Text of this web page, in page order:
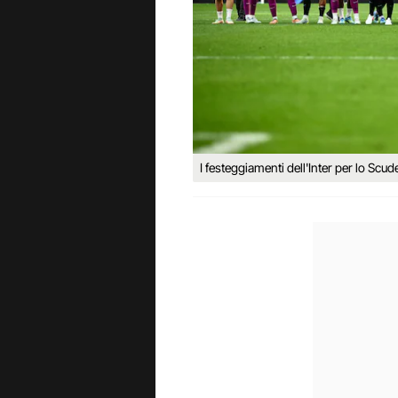
I festeggiamenti dell'Inter per lo